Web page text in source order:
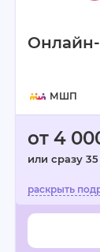
МШП
от 4
или сразу